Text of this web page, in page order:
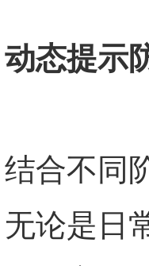
动态提示
结合不同
论是日